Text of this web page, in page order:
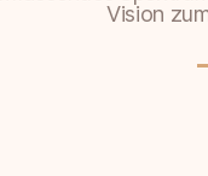
Vision